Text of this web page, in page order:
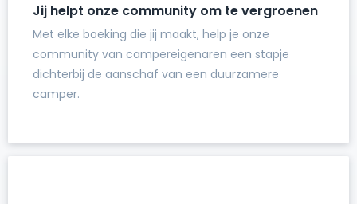
Jij helpt onze community om te vergroenen
Met elke boeking die jij maakt, help je onze
community van campereigenaren een stapje
dichterbij de aanschaf van een duurzamere
camper.